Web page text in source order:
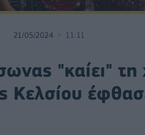
21/05/2024 11:11
"καίει"
Κελσίου